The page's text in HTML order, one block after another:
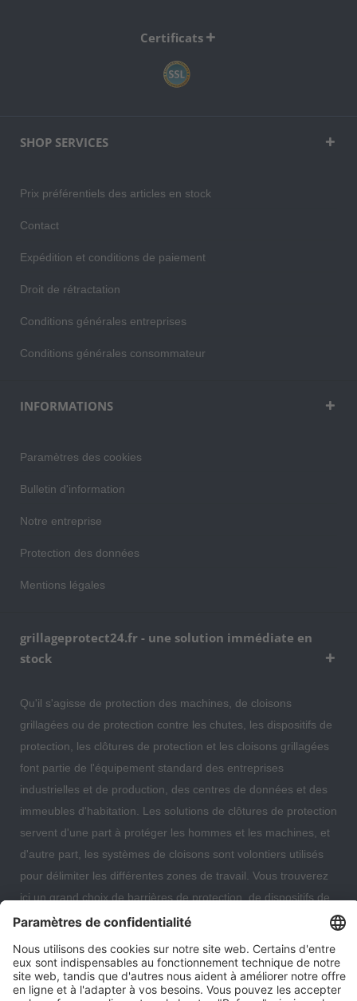
Certificats
SHOP SERVICES
Prix préférentiels des articles en stock
Contact
Expédition et conditions de paiement
Droit de rétractation
Conditions générales entreprises
Conditions générales consommateur
INFORMATIONS
Paramètres des cookies
Bulletin d'information
Notre entreprise
Protection des données
Mentions légales
grillageprotect24.fr - une solution immédiate en
stock
Qu'il s'agisse de protection des machines, de cloisons
grillagées ou de protection contre les chutes, les dispositifs de
protection, les clôtures de protection et les cloisons grillagées
font partie de l'équipement standard des entreprises
industrielles et de production, des centres de données et des
immeubles d'habitation. Les solutions de clôtures de protection
servent d'une part à protéger les hommes et les machines, et
d'autre part, les systèmes de cloisons sont volontiers utilisés
pour délimiter les différentes zones de travail. Vous trouverez
ici un grand choix de barrières de protection, de dispositifs de
protection, de protections antichute et de cloisons grillagées
optimale votre entrepôt, votre centre de données ou même
votre immeuble d'habitation.